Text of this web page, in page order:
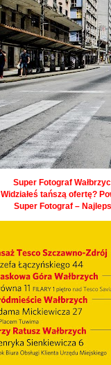
Super Fotograf
Widziałeś tańszą ofertę?
Super Fotograf –